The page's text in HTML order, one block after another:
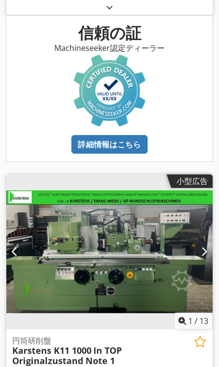
信頼の証
Machineseeker認定ディーラー
詳細情報はこちら
小型広告
1 / 13
円筒研削盤
Karstens K11 1000 In TOP
Originalzustand Note 1